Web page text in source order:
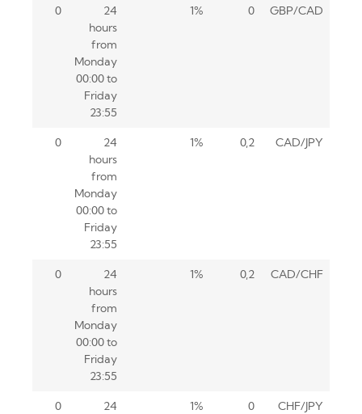
GBP/CAD
0
1%
24
hours
from
Monday
00:00 to
Friday
23:55
0
CAD/JPY
0,2
1%
24
hours
from
Monday
00:00 to
Friday
23:55
0
CAD/CHF
0,2
1%
24
hours
from
Monday
00:00 to
Friday
23:55
0
CHF/JPY
0
1%
24
0